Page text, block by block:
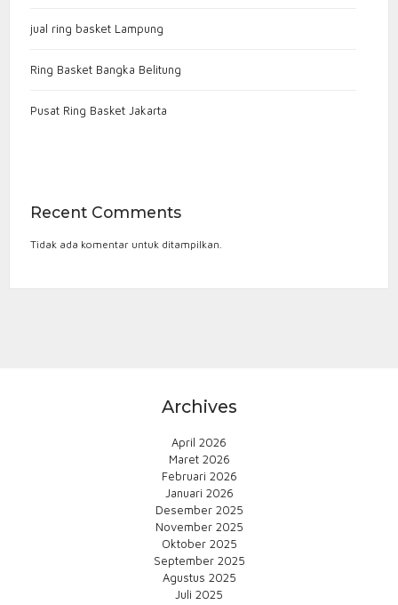
jual ring basket Lampung
Ring Basket Bangka Belitung
Pusat Ring Basket Jakarta
Recent Comments
Tidak ada komentar untuk ditampilkan.
Archives
April 2026
Maret 2026
Februari 2026
Januari 2026
Desember 2025
November 2025
Oktober 2025
September 2025
Agustus 2025
Juli 2025